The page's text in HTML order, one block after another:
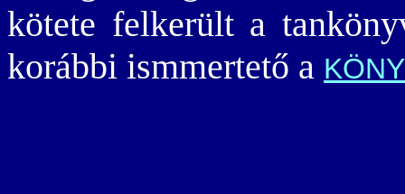
kötete felkerült a
korábbi ismmertető a